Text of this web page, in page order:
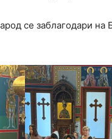
се заблагодари